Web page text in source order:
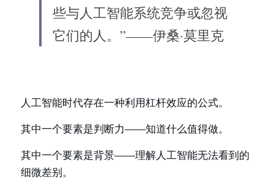
些与人工智能系统竞争或忽视
它们的人。”——伊桑·莫里克
人工智能时代存在一种利用杠杆效应的公式。
其中一个要素是判断力——知道什么值得做。
其中一个要素是背景——理解人工智能无法看到的
细微差别。